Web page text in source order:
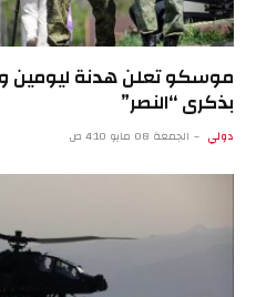
موسكو تعلن هدنة ليومين
بذكرى “النصر”
دولي الجمعة 08 مايو 4:10 ص